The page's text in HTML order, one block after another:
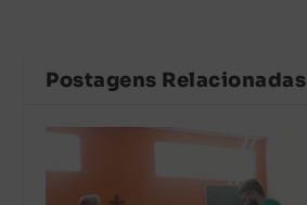
Postagens Relacionadas